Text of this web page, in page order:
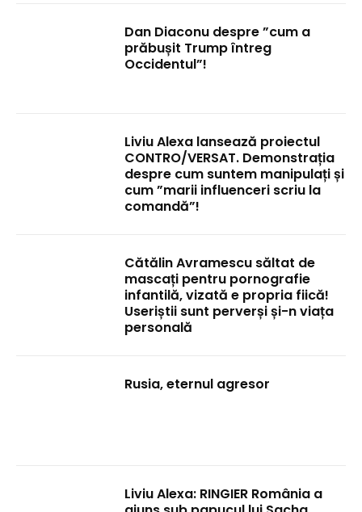
Dan Diaconu despre ”cum a
prăbușit Trump întreg
Occidentul”!
Liviu Alexa lansează proiectul
CONTRO/VERSAT. Demonstrația
despre cum suntem manipulați și
cum ”marii influenceri scriu la
comandă”!
Cătălin Avramescu săltat de
mascați pentru pornografie
infantilă, vizată e propria fiică!
Useriștii sunt perverși și-n viața
personală
Rusia, eternul agresor
Liviu Alexa: RINGIER România a